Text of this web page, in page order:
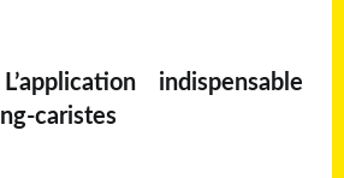
indispensable
caristes